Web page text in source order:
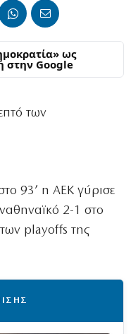
ως
στην Google
των
93’ η ΑΕΚ γύρισε
2-1 στο
των playoffs της